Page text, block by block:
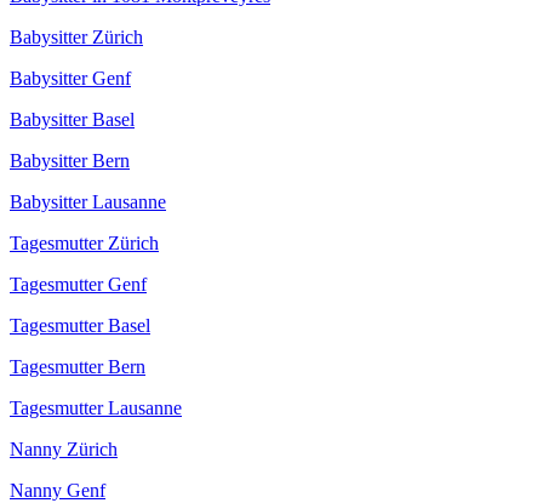
Babysitter Zürich
Babysitter Genf
Babysitter Basel
Babysitter Bern
Babysitter Lausanne
Tagesmutter Zürich
Tagesmutter Genf
Tagesmutter Basel
Tagesmutter Bern
Tagesmutter Lausanne
Nanny Zürich
Nanny Genf